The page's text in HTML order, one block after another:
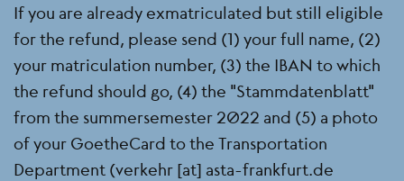
If you are already exmatriculated but still eligible
for the refund, please send (1) your full name, (2)
your matriculation number, (3) the IBAN to which
the refund should go, (4) the "Stammdatenblatt"
from the summersemester 2022 and (5) a photo
of your GoetheCard to the Transportation
Department (verkehr [at] asta-frankfurt.de